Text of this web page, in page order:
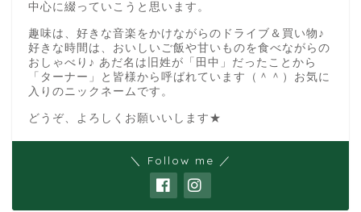
中心に綴っていこうと思います。
趣味は、好きな音楽をかけながらのドライブ＆買い物♪
好きな時間は、おいしいご飯や甘いものを食べながらの
おしゃべり♪ あだ名は旧姓が「田中」だったことから
「ターナー」と皆様から呼ばれています（＾＾）お気に
入りのニックネームです。
どうぞ、よろしくお願いいします★
＼ Follow me ／